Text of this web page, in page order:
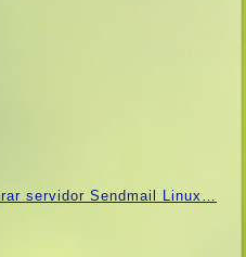
servidor Sendmail Linux…